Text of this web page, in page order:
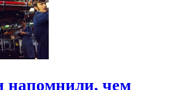
напомнили, чем